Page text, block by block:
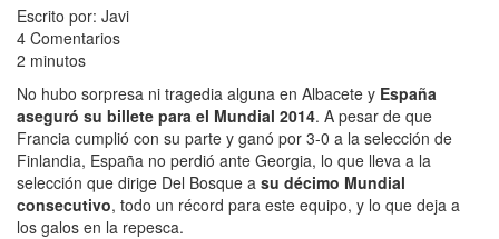
Escrito por: Javi
4 Comentarios
2 minutos
No hubo sorpresa ni tragedia alguna en Albacete y España
aseguró su billete para el Mundial 2014. A pesar de que
Francia cumplió con su parte y ganó por 3-0 a la selección de
Finlandia, España no perdió ante Georgia, lo que lleva a la
selección que dirige Del Bosque a su décimo Mundial
consecutivo, todo un récord para este equipo, y lo que deja a
los galos en la repesca.